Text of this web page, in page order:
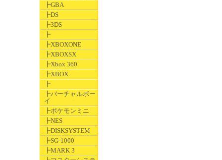
┣GBA
┣DS
┣3DS
┣
┣XBOXONE
┣XBOXSX
┣Xbox 360
┣XBOX
┣
┣バーチャルボー
イ
┣ポケモンミニ
┣NES
┣DISKSYSTEM
┣SG-1000
┣MARK 3